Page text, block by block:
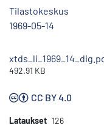
Tilastokeskus
1969-05-14
492.91 KB
CC BY 4.0
Lataukset 126